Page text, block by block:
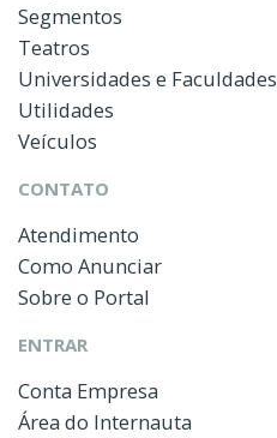
Segmentos
Teatros
Universidades e Faculdades
Utilidades
Veículos
CONTATO
Atendimento
Como Anunciar
Sobre o Portal
ENTRAR
Conta Empresa
Área do Internauta